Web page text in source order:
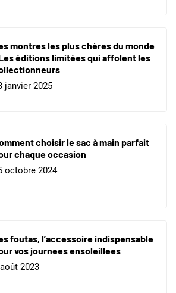
montres les plus chères du monde
éditions limitées qui affolent les
janvier 2025
choisir le sac à main parfait
chaque occasion
octobre 2024
foutas, l’accessoire indispensable
vos journees ensoleillees
2023